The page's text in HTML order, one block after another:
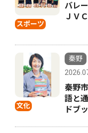
スポーツ
バレ
ＪＶ
文化
秦野
秦野
語と
ドブ